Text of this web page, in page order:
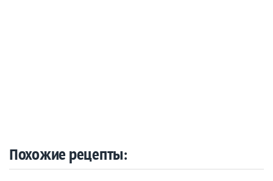
Похожие рецепты: